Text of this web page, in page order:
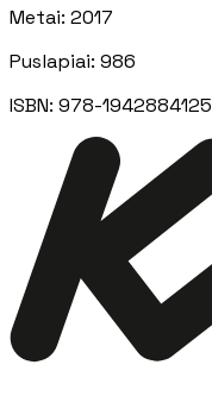
Metai: 2017
Puslapiai: 986
ISBN: 978-1942884125